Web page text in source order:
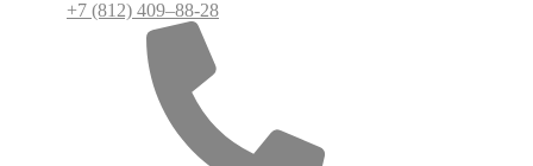
+7 (812) 409–88-28